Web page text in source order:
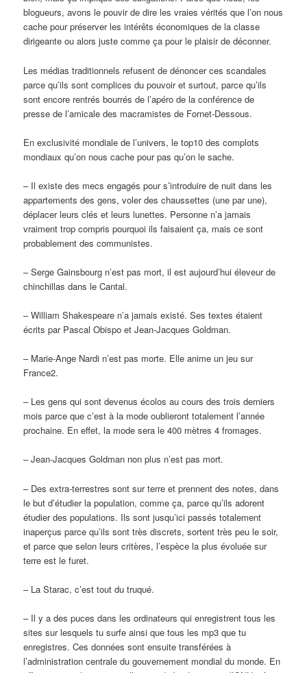
blogueurs, avons le pouvir de dire les vraies vérités que l’on nous
cache pour préserver les intérêts économiques de la classe
dirigeante ou alors juste comme ça pour le plaisir de déconner.
Les médias traditionnels refusent de dénoncer ces scandales
parce qu’ils sont complices du pouvoir et surtout, parce qu’ils
sont encore rentrés bourrés de l’apéro de la conférence de
presse de l’amicale des macramistes de Fornet-Dessous.
En exclusivité mondiale de l’univers, le top10 des complots
mondiaux qu’on nous cache pour pas qu’on le sache.
– Il existe des mecs engagés pour s’introduire de nuit dans les
appartements des gens, voler des chaussettes (une par une),
déplacer leurs clés et leurs lunettes. Personne n’a jamais
vraiment trop compris pourquoi ils faisaient ça, mais ce sont
probablement des communistes.
– Serge Gainsbourg n’est pas mort, il est aujourd’hui éleveur de
chinchillas dans le Cantal.
– William Shakespeare n’a jamais existé. Ses textes étaient
écrits par Pascal Obispo et Jean-Jacques Goldman.
– Marie-Ange Nardi n’est pas morte. Elle anime un jeu sur
France2.
– Les gens qui sont devenus écolos au cours des trois derniers
mois parce que c’est à la mode oublieront totalement l’année
prochaine. En effet, la mode sera le 400 mètres 4 fromages.
– Jean-Jacques Goldman non plus n’est pas mort.
– Des extra-terrestres sont sur terre et prennent des notes, dans
le but d’étudier la population, comme ça, parce qu’ils adorent
étudier des populations. Ils sont jusqu’ici passés totalement
inaperçus parce qu’ils sont très discrets, sortent très peu le soir,
et parce que selon leurs critères, l’espèce la plus évoluée sur
terre est le furet.
– La Starac, c’est tout du truqué.
– Il y a des puces dans les ordinateurs qui enregistrent tous les
sites sur lesquels tu surfe ainsi que tous les mp3 que tu
enregistres. Ces données sont ensuite transférées à
l’administration centrale du gouvernement mondial du monde. En